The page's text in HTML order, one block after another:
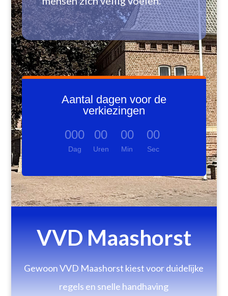
Aantal dagen voor de
verkiezingen
000
Dag
00
Uren
00
Min
00
Sec
VVD Maashorst
Gewoon VVD Maashorst kiest voor duidelijke
regels en snelle handhaving